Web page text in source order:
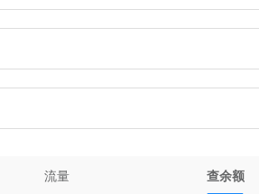
流量 查余额